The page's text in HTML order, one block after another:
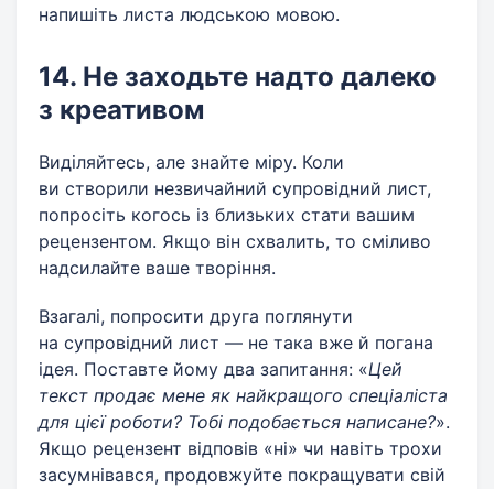
напишіть листа людською мовою.
14. Не заходьте надто далеко
з креативом
Виділяйтесь, але знайте міру. Коли
ви створили незвичайний супровідний лист,
попросіть когось із близьких стати вашим
рецензентом. Якщо він схвалить, то сміливо
надсилайте ваше творіння.
Взагалі, попросити друга поглянути
на супровідний лист — не така вже й погана
ідея. Поставте йому два запитання: «Цей
текст продає мене як найкращого спеціаліста
для цієї роботи? Тобі подобається написане?».
Якщо рецензент відповів «ні» чи навіть трохи
засумнівався, продовжуйте покращувати свій